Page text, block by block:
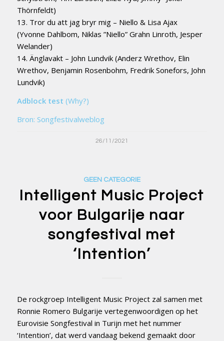
Thörnfeldt)
13. Tror du att jag bryr mig – Niello & Lisa Ajax
(Yvonne Dahlbom, Niklas ”Niello” Grahn Linroth, Jesper
Welander)
14. Änglavakt – John Lundvik (Anderz Wrethov, Elin
Wrethov, Benjamin Rosenbohm, Fredrik Sonefors, John
Lundvik)
Adblock test (Why?)
Bron: Songfestivalweblog
26/11/2021
GEEN CATEGORIE
Intelligent Music Project
voor Bulgarije naar
songfestival met
‘Intention’
De rockgroep Intelligent Music Project zal samen met
Ronnie Romero Bulgarije vertegenwoordigen op het
Eurovisie Songfestival in Turijn met het nummer
‘Intention’, dat werd vandaag bekend gemaakt door